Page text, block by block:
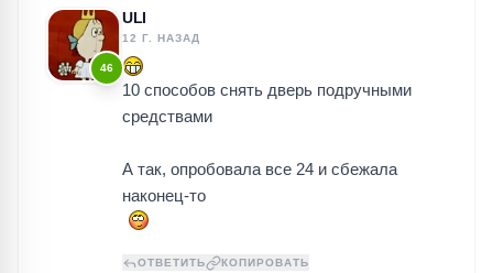
46
ULI
12 Г. НАЗАД
10 способов снять дверь подручными
средствами
А так, опробовала все 24 и сбежала
наконец-то
ОТВЕТИТЬ КОПИРОВАТЬ